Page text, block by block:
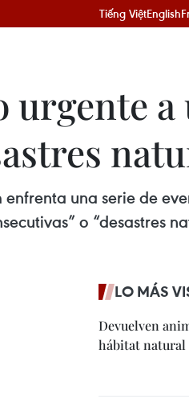
Tiếng ViệtEnglish
urgente a
una serie de
o “desastres
LO MÁS
Devuelven
hábitat natural